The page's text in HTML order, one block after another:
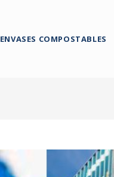
ENVASES COMPOSTABLES